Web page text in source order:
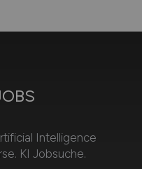
Intelligence
KI Jobsuche.